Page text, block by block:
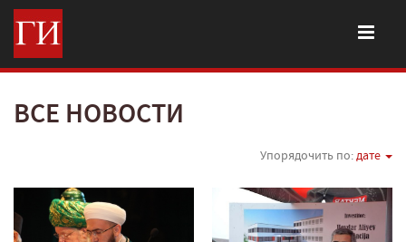
ВСЕ НОВОСТИ
Упорядочить по:дате